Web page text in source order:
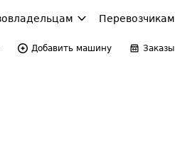
Перевозчикам
Добавить машину Заказы